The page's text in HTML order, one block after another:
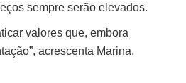
sempre serão elevados.
valores que, embora
acrescenta Marina.